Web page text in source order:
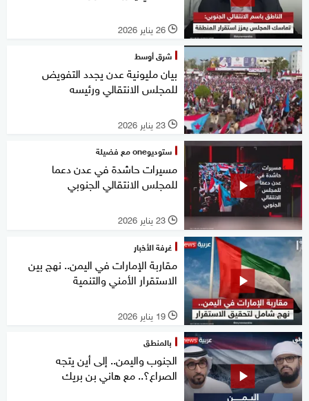
l 26 يناير 2026
شرق أوسط
بيان مليونية عدن يجدد التفويض
للمجلس الانتقالي ورئيسه
l 23 يناير 2026
ستوديوone مع فضيلة
مسيرات حاشدة في عدن دعما
للمجلس الانتقالي الجنوبي
l 23 يناير 2026
غرفة الأخبار
مقاربة الإمارات في اليمن.. نهج بين
الاستقرار الأمني والتنمية
l 19 يناير 2026
بالمنطق
الجنوب واليمن.. إلى أين يتجه
الصراع؟.. مع هاني بن بريك